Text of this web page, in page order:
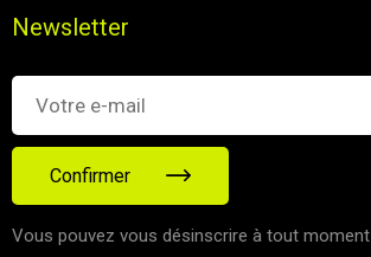
Newsletter
Confirmer
Vous pouvez vous désinscrire à tout moment